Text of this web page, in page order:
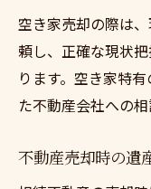
空き家売却の際は
頼し、正確な現状
ります。空き家特
た不動産会社への相
不動産売却時の遺